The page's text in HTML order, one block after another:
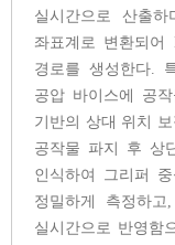
실시간으로 산출
좌표계로 변환되어
경로를 생성한다.
공압 바이스에 공
기반의 상대 위치
공작물 파지 후 상
인식하여 그리퍼
정밀하게 측정하
실시간으로 반영함